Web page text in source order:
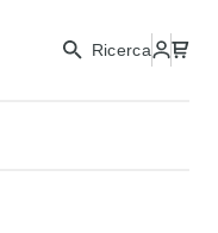
Ricerca